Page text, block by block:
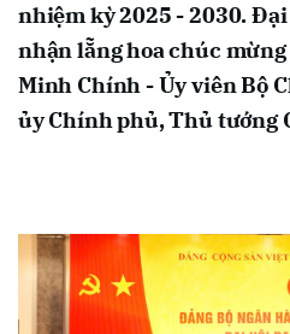
nhiệm kỳ 2025 - 2030.
nhận lẵng hoa chúc
Minh Chính - Ủy viên Bộ
ủy Chính phủ, Thủ tướng